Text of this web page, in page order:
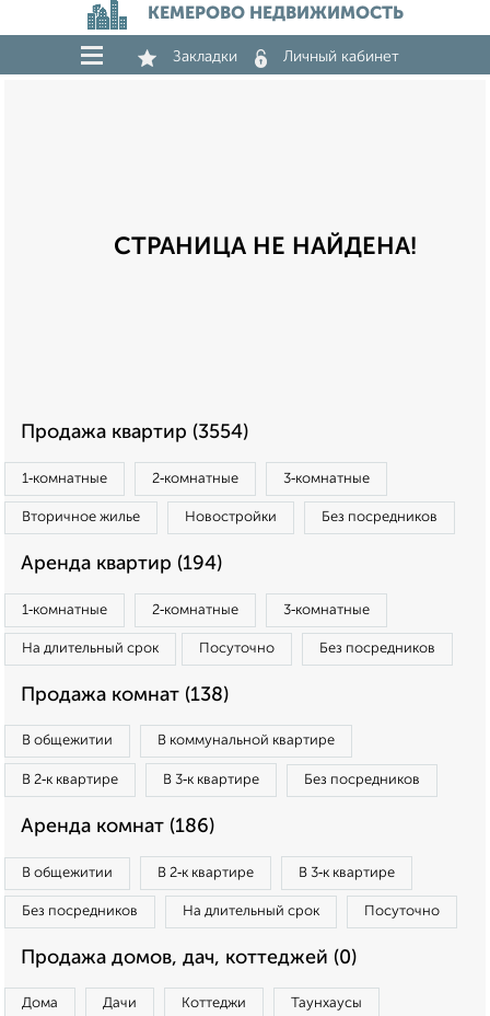
КЕМЕРОВО НЕДВИЖИМОСТЬ
Закладки Личный кабинет
СТРАНИЦА НЕ НАЙДЕНА!
Продажа квартир (3554)
1‑комнатные 2‑комнатные 3‑комнатные
Вторичное жилье Новостройки Без посредников
Аренда квартир (194)
1‑комнатные 2‑комнатные 3‑комнатные
На длительный срок Посуточно Без посредников
Продажа комнат (138)
В общежитии В коммунальной квартире
В 2‑к квартире В 3‑к квартире Без посредников
Аренда комнат (186)
В общежитии В 2‑к квартире В 3‑к квартире
Без посредников На длительный срок Посуточно
Продажа домов, дач, коттеджей (0)
Дома Дачи Коттеджи Таунхаусы